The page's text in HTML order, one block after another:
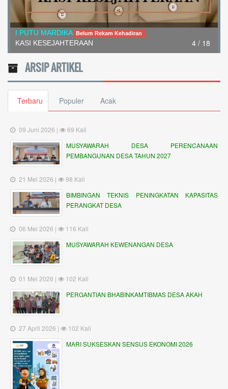
4 / 18
I PUTU MARDIKA Belum Rekam Kehadiran
KASI KESEJAHTERAAN
ARSIP ARTIKEL
Terbaru Populer Acak
09 Juni 2026 |
69 Kali
MUSYAWARAH DESA PERENCANAAN
PEMBANGUNAN DESA TAHUN 2027
21 Mei 2026 |
98 Kali
BIMBINGAN TEKNIS PENINGKATAN KAPASITAS
PERANGKAT DESA
06 Mei 2026 |
116 Kali
MUSYAWARAH KEWENANGAN DESA
01 Mei 2026 |
102 Kali
PERGANTIAN BHABINKAMTIBMAS DESA AKAH
27 April 2026 |
102 Kali
MARI SUKSESKAN SENSUS EKONOMI 2026